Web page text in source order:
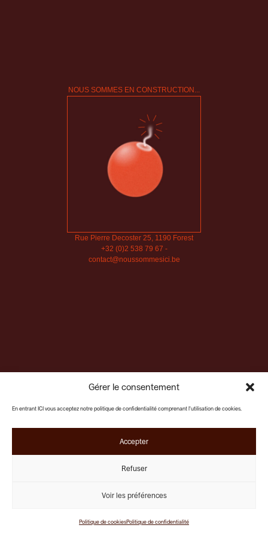
Gérer le consentement
En entrant ICI vous acceptez notre politique de confidentialité comprenant l'utilisation de cookies.
Accepter
Refuser
Voir les préférences
Politique de cookiesPolitique de confidentialité
NOUS SOMMES EN CONSTRUCTION...
Rue Pierre Decoster 25, 1190 Forest
+32 (0)2 538 79 67 -
contact@noussommesici.be